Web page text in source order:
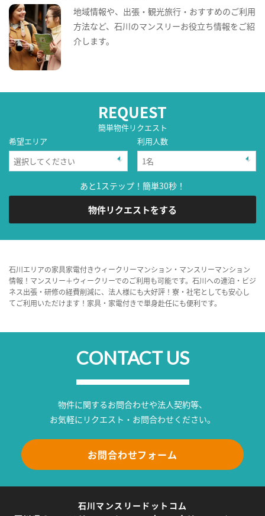
地域情報や、出張・観光旅行・おすすめのご利用
方法など、石川のマンスリーお役立ち情報をご紹
介します。
REQUEST
簡単物件リクエスト
希望エリア
利用人数
あと1ステップ！簡単30秒！
物件リクエストをする
石川エリアの家具家電付きウィークリーマンション・マンスリーマンション
情報！マンスリー＋ウィークリーでのご利用も可能です。石川への連泊・ビジ
ネス出張・研修の経費削減に、法人様にも大好評！寮・社宅としても安心し
てご利用いただけます！家具・家電付きで単身赴任にも便利です。
CONTACT US
物件に関するお問合わせや法人契約等、
お気軽にリクエスト・お問合わせください。
お問合わせフォーム
石川マンスリードットコム